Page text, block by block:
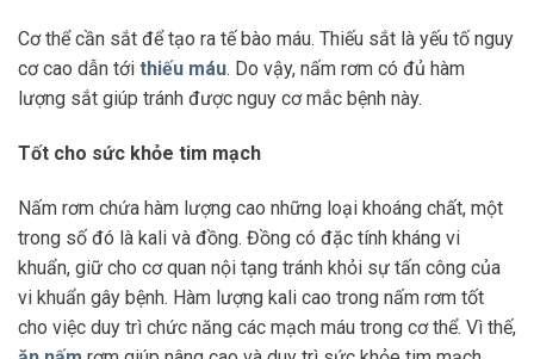
Cơ thể cần sắt để tạo ra tế bào máu. Thiếu sắt là yếu tố nguy
cơ cao dẫn tới thiếu máu. Do vậy, nấm rơm có đủ hàm
lượng sắt giúp tránh được nguy cơ mắc bệnh này.
Tốt cho sức khỏe tim mạch
Nấm rơm chứa hàm lượng cao những loại khoáng chất, một
trong số đó là kali và đồng. Đồng có đặc tính kháng vi
khuẩn, giữ cho cơ quan nội tạng tránh khỏi sự tấn công của
vi khuẩn gây bệnh. Hàm lượng kali cao trong nấm rơm tốt
cho việc duy trì chức năng các mạch máu trong cơ thể. Vì thế,